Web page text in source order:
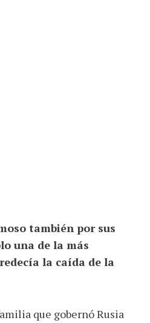
también por sus
una de la más
la caída de la
que gobernó Rusia